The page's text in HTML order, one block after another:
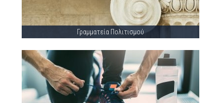
Γραμματεία Πολιτισμού